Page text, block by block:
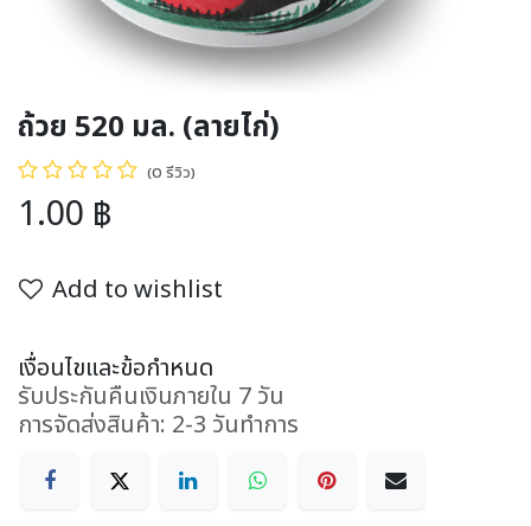
ถ้วย 520 มล. (ลายไก่)
(0 รีวิว)
1.00 ฿
Add to wishlist
เงื่อนไขและข้อกำหนด
รับประกันคืนเงินภายใน 7 วัน
การจัดส่งสินค้า: 2-3 วันทำการ